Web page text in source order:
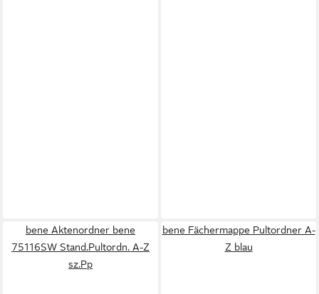
bene Aktenordner bene
75116SW Stand.Pultordn. A-Z
sz.Pp
bene Fächermappe Pultordner A-
Z blau